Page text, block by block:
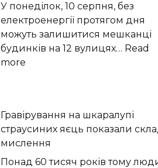
У понеділок, 10 серпня, без
електроенергії протягом дня
можуть залишитися мешканці
будинків на 12 вулицях… Read
more
світла
у
Хмельницькому
10
Гравірування на шкаралупі
страусиних яєць показали
мислення
Понад 60 тисяч років тому